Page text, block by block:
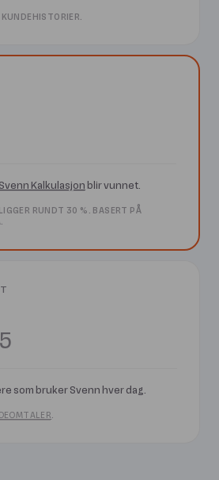
Svenn Kalkulasjon blir vunnet.
RUNDT 30 %. BASERT PÅ
som bruker Svenn hver dag.
.